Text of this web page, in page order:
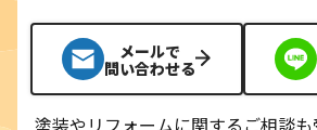
メールで
問い合わせる
塗装やリフォームに関するご相談